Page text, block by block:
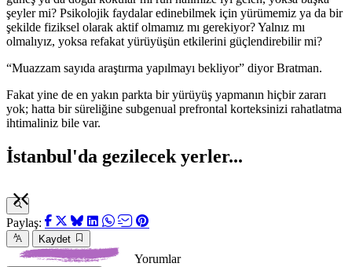
şeyler mi? Psikolojik faydalar edinebilmek için yürümemiz ya da bir
şekilde fiziksel olarak aktif olmamız mı gerekiyor? Yalnız mı
olmalıyız, yoksa refakat yürüyüşün etkilerini güçlendirebilir mi?
“Muazzam sayıda araştırma yapılmayı bekliyor” diyor Bratman.
Fakat yine de en yakın parkta bir yürüyüş yapmanın hiçbir zararı
yok; hatta bir süreliğine subgenual prefrontal korteksinizi rahatlatma
ihtimaliniz bile var.
İstanbul'da gezilecek yerler...
Paylaş:
Kaydet
Yorumlar